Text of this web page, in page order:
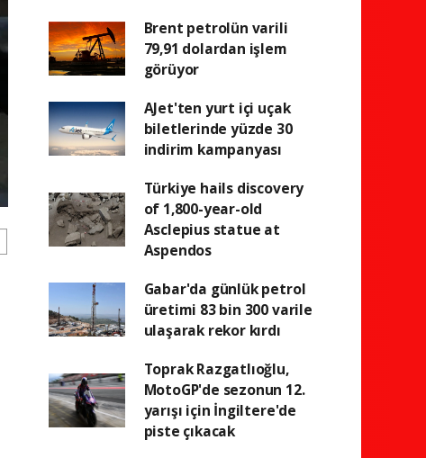
Brent petrolün varili
79,91 dolardan işlem
görüyor
AJet'ten yurt içi uçak
biletlerinde yüzde 30
indirim kampanyası
Türkiye hails discovery
of 1,800-year-old
Asclepius statue at
Aspendos
Gabar'da günlük petrol
üretimi 83 bin 300 varile
ulaşarak rekor kırdı
Toprak Razgatlıoğlu,
MotoGP'de sezonun 12.
yarışı için İngiltere'de
piste çıkacak